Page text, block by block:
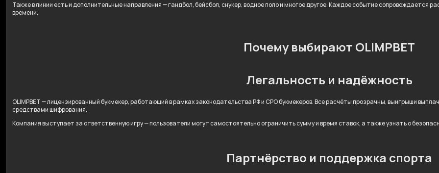
Также в линии есть и дополнительные направления — гандбол, бейсбол, снукер, водное поло и многое другое. Каждое событие сопровождается
времени.
Почему выбирают OLIMPBET
Легальность и надёжность
OLIMPBET — лицензированный букмекер, работающий в рамках законодательства РФ и СРО букмекеров. Все расчёты прозрачны, выигрыши
средствами шифрования.
Компания выступает за ответственную игру — пользователи могут самостоятельно ограничить сумму и время ставок, а также узнать о
Партнёрство и поддержка спорта